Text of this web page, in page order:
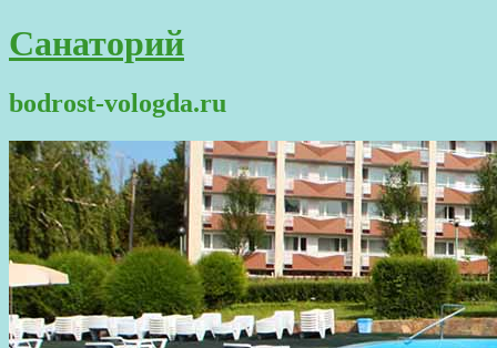
Санаторий
bodrost-vologda.ru